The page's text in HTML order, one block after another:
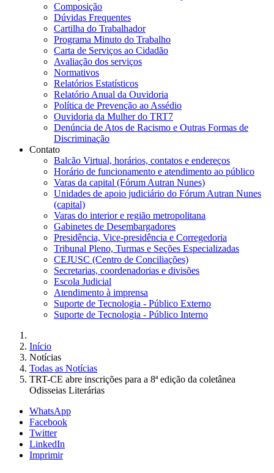
Composição
Dúvidas Frequentes
Cartilha do Trabalhador
Programa Minuto do Trabalho
Carta de Serviços ao Cidadão
Avaliação dos serviços
Normativos
Relatórios Estatísticos
Relatório Anual da Ouvidoria
Política de Prevenção ao Assédio
Ouvidoria da Mulher do TRT7
Denúncia de Atos de Racismo e Outras Formas de
Discriminação
Contato
Balcão Virtual, horários, contatos e endereços
Horário de funcionamento e atendimento ao público
Varas da capital (Fórum Autran Nunes)
Unidades de apoio judiciário do Fórum Autran Nunes
(capital)
Varas do interior e região metropolitana
Gabinetes de Desembargadores
Presidência, Vice-presidência e Corregedoria
Tribunal Pleno, Turmas e Seções Especializadas
CEJUSC (Centro de Conciliações)
Secretarias, coordenadorias e divisões
Escola Judicial
Atendimento à imprensa
Suporte de Tecnologia - Público Externo
Suporte de Tecnologia - Público Interno
Início
Notícias
Todas as Notícias
TRT-CE abre inscrições para a 8ª edição da coletânea
Odisseias Literárias
WhatsApp
Facebook
Twitter
LinkedIn
Imprimir